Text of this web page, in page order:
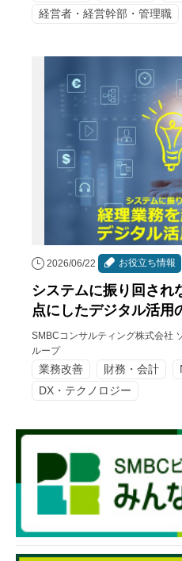
経営者・経営幹部・管理職
2026/06/22 お役立ち情報
システムに振り回さ
点にしたデジタル活用
SMBCコンサルティング株式会社
ループ
業務改善 財務・会計
DX・テクノロジー